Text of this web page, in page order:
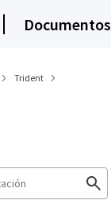
Documentos
Trident